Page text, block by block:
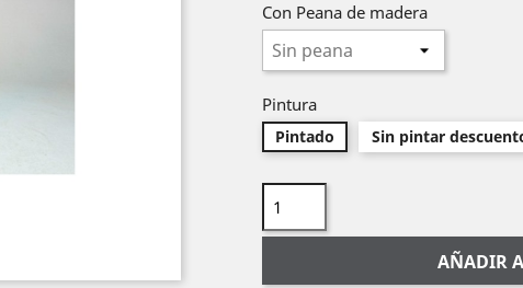
Con Peana de madera
Pintura
Pintado Sin pintar
AÑADIR